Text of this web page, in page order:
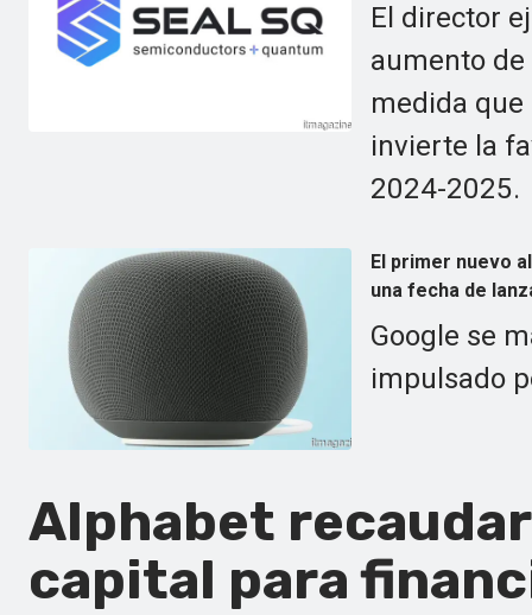
El director
aumento de
medida
invierte la
2024-2025.
El primer nuevo
una fecha de
Google se
impulsado
Alphabet
capital para